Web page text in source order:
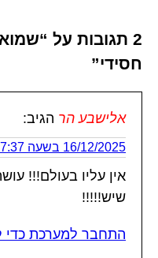
2 תגובות על
חסידי”
אלישבע הר הגיב:
16/12/2025 בשעה 01:17:37
אין עליו בעולם!!!
שיש!!!!!
התחבר למערכת כדי